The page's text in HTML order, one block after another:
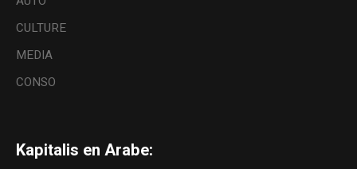
CULTURE
MEDIA
CONSO
Kapitalis en Arabe: